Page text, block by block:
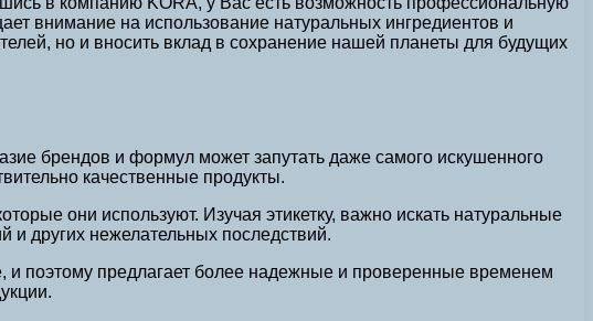
внимание на использование натуральных ингредиентов и
но и вносить вклад в сохранение нашей планеты для будущих
брендов и формул может запутать даже самого искушенного
качественные продукты.
они используют. Изучая этикетку, важно искать натуральные
и других нежелательных последствий.
поэтому предлагает более надежные и проверенные временем